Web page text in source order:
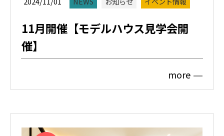
11月開催【モデルハウス見学会開
催】
more